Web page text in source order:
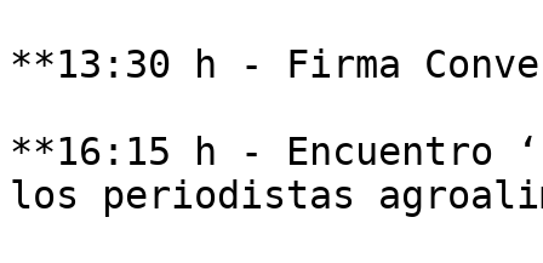
**13:30 h - Firma
**16:15 h - Encuentro
los periodistas